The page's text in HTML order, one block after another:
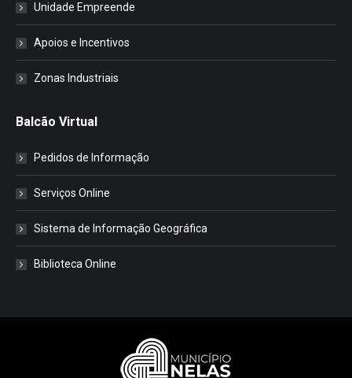
Unidade Empreende
Apoios e Incentivos
Zonas Industriais
Balcão Virtual
Pedidos de Informação
Serviços Online
Sistema de Informação Geográfica
Biblioteca Online